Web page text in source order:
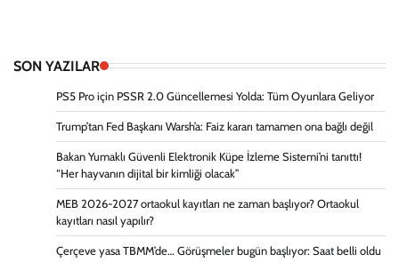
SON YAZILAR
PS5 Pro için PSSR 2.0 Güncellemesi Yolda: Tüm Oyunlara Geliyor
Trump’tan Fed Başkanı Warsh’a: Faiz kararı tamamen ona bağlı değil
Bakan Yumaklı Güvenli Elektronik Küpe İzleme Sistemi’ni tanıttı!
“Her hayvanın dijital bir kimliği olacak”
MEB 2026-2027 ortaokul kayıtları ne zaman başlıyor? Ortaokul
kayıtları nasıl yapılır?
Çerçeve yasa TBMM’de… Görüşmeler bugün başlıyor: Saat belli oldu